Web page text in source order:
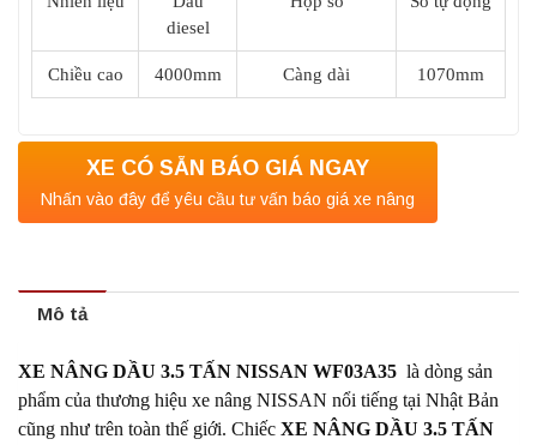
diesel
Chiều cao 4000mm Càng dài 1070mm
XE CÓ SẴN BÁO GIÁ NGAY
Nhấn vào đây để yêu cầu tư vấn báo giá xe nâng
Mô tả
XE NÂNG DẦU 3.5 TẤN NISSAN WF03A35 là dòng sản
phẩm của thương hiệu xe nâng NISSAN nổi tiếng tại Nhật Bản
cũng như trên toàn thế giới. Chiếc XE NÂNG DẦU 3.5 TẤN